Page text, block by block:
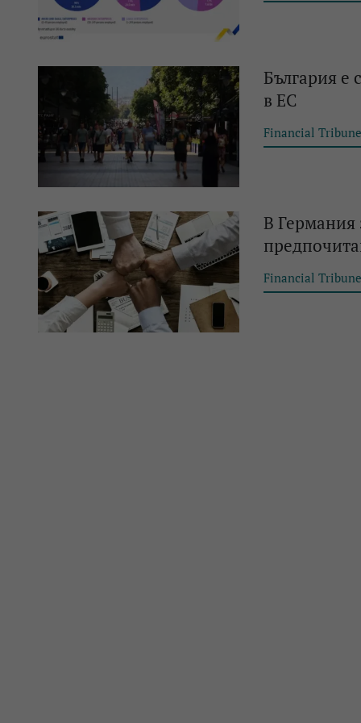
България е
в ЕС
Financial Tribune
В Германия
Financial Tribune